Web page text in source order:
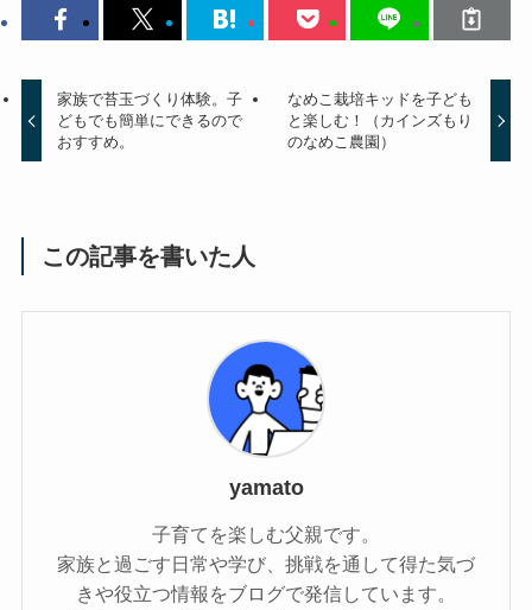
家族で苔玉づくり体験。子
どもでも簡単にできるので
おすすめ。
なめこ栽培キッドを子ども
と楽しむ！（カインズもり
のなめこ農園）
この記事を書いた人
yamato
子育てを楽しむ父親です。
家族と過ごす日常や学び、挑戦を通して得た気づ
きや役立つ情報をブログで発信しています。